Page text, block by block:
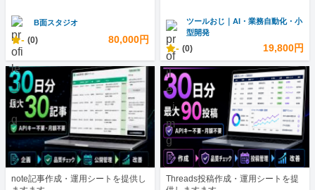
B面スタジオ
- (0) 80,000円
ツールおじ｜AI・業務自動化・小
型開発
- (0) 19,800円
note記事作成・運用シートを提供し
Threads投稿作成・運用シートを提